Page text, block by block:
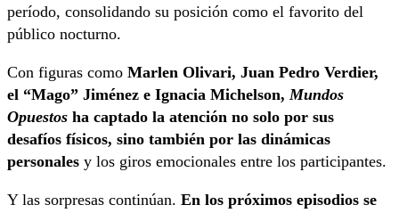
período, consolidando su posición como el favorito del
público nocturno.
Con figuras como Marlen Olivari, Juan Pedro Verdier,
el “Mago” Jiménez e Ignacia Michelson,Mundos
Opuestos ha captado la atención no solo por sus
desafíos físicos, sino también por las dinámicas
personales y los giros emocionales entre los participantes.
Y las sorpresas continúan. En los próximos episodios se